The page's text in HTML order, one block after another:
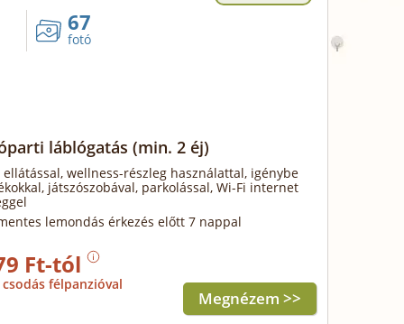
67
fotó
láblógatás (min. 2 éj)
wellness-részleg használattal, igénybe
játszószobával, parkolással, Wi-Fi internet
lemondás érkezés előtt 7 nappal
Ft-tól
csodás félpanzióval
Megnézem >>